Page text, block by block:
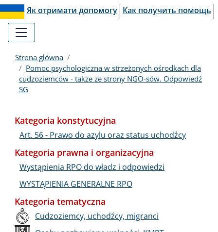
Як отримати допомогу Как получить помощь
Strona główna
Pomoc psychologiczna w strzeżonych ośrodkach dla
cudzoziemców - także ze strony NGO-sów. Odpowiedź
SG
Kategoria konstytucyjna
Art. 56 - Prawo do azylu oraz status uchodźcy
Kategoria prawna i organizacyjna
Wystąpienia RPO do władz i odpowiedzi
WYSTĄPIENIA GENERALNE RPO
Kategoria tematyczna
Cudzoziemcy, uchodźcy, migranci